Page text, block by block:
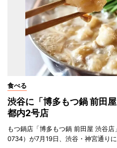
食べる
渋谷に「博多もつ鍋 前田
都内2号店
もつ鍋店「博多もつ鍋 前田屋 渋谷
0734）が7月19日、渋谷・神宮通りに